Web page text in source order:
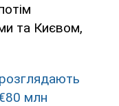
та Києвом,
розглядають
млн